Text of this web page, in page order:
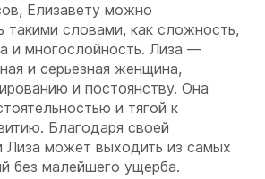
Елизавету можно
такими словами, как сложность,
и многослойность. Лиза —
и серьезная женщина,
и постоянству. Она
и тягой к
Благодаря своей
Лиза может выходить из самых
без малейшего ущерба.